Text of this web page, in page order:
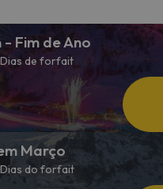
- Fim de Ano
de forfait
Março
Dias do forfait